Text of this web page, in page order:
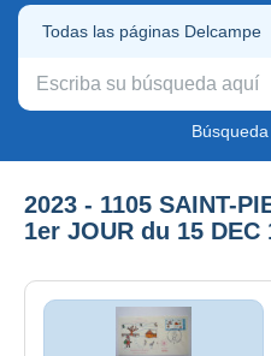
Todas las páginas Delcampe
2023 - 1105 SAINT-
1er JOUR du 15 DEC